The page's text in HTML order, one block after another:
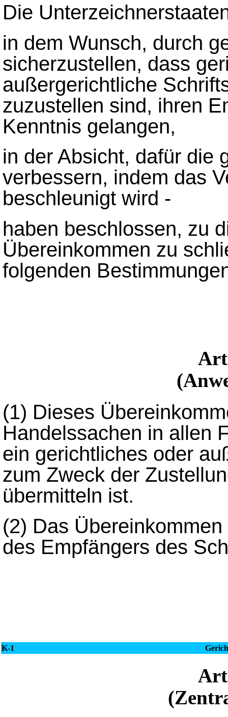
Die
in dem Wunsch, durch
sicherzustellen, dass
außergerichtliche
zuzustellen sind, ihren
Kenntnis gelangen,
in der Absicht, dafür die
verbessern, indem das
beschleunigt wird -
haben beschlossen, zu
Übereinkommen zu
folgenden
(1) Dieses
Handelssachen in allen
ein gerichtliches oder
zum Zweck der
übermitteln ist.
(2) Das
des Empfängers des
K-1